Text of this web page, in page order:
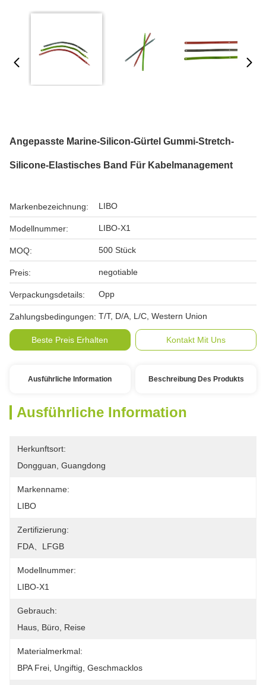
Angepasste Marine-Silicon-Gürtel Gummi-Stretch-
Silicone-Elastisches Band Für Kabelmanagement
Markenbezeichnung: LIBO
Modellnummer: LIBO-X1
MOQ: 500 Stück
Preis: negotiable
Verpackungsdetails: Opp
Zahlungsbedingungen: T/T, D/A, L/C, Western Union
Beste Preis Erhalten Kontakt Mit Uns
Ausführliche Information Beschreibung Des Produkts
Ausführliche Information
Herkunftsort:
Dongguan, Guangdong
Markenname:
LIBO
Zertifizierung:
FDA、LFGB
Modellnummer:
LIBO-X1
Gebrauch:
Haus, Büro, Reise
Materialmerkmal:
BPA Frei, Ungiftig, Geschmacklos